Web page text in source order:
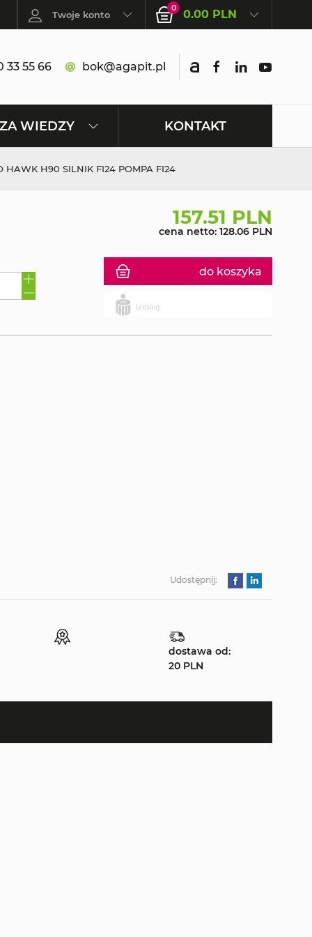
Twoje konto
0 0.00 PLN
33 55 66 bok@agapit.pl
WIEDZY KONTAKT
HAWK H90 SILNIK FI24 POMPA FI24
157.51 PLN
cena netto: 128.06 PLN
do koszyka
Udostępnij:
dostawa od:
20 PLN